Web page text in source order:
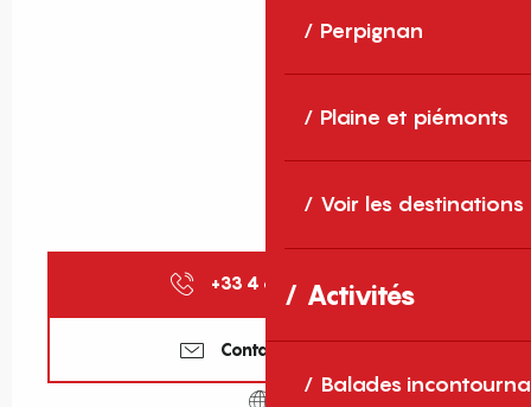
Perpignan
Plaine et piémonts
Voir les destinations
Activités
Balades
+33 4 68 87 99 ▒▒
Contactez-nous